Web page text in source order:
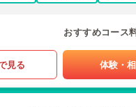
おすすめコース
見る 体験・